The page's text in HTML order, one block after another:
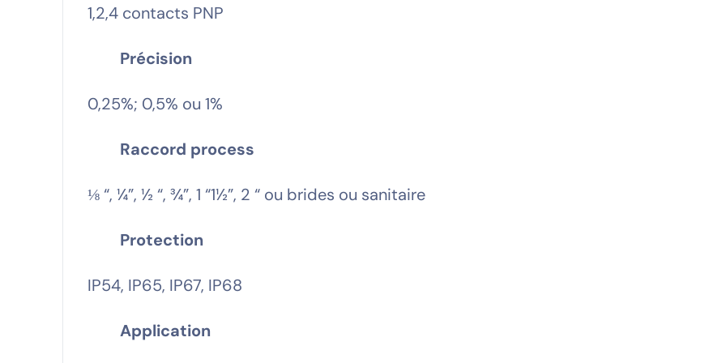
1,2,4 contacts PNP
Précision
0,25%; 0,5% ou 1%
Raccord process
⅛ “, ¼”, ½ “, ¾”, 1 “1½”, 2 “ ou brides ou sanitaire
Protection
IP54, IP65, IP67, IP68
Application